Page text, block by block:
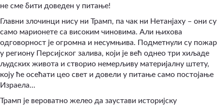
не сме бити доведен у питање!
Главни злочинци нису ни Трамп, па чак ни Нетанјаху – они су
само марионете са високим чиновима. Али њихова
одговорност је огромна и несумњива. Подметнули су пожар
у региону Персијског залива, који је већ однео три хиљаде
људских живота и створио немерљиву материјалну штету,
коју ће осећати цео свет и довели у питање само постојање
Израела...
Трамп је вероватно желео да заустави историјску